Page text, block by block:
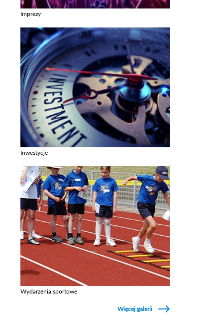
Imprezy
Inwestycje
Wydarzenia sportowe
Więcej galerii